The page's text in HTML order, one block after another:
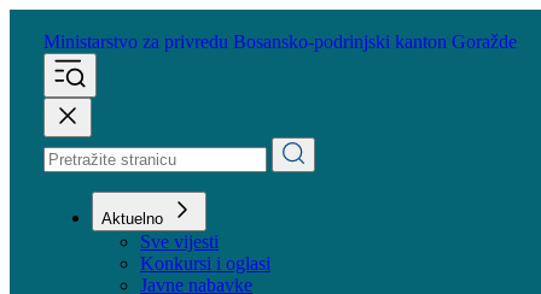
Ministarstvo za privredu
Aktuelno